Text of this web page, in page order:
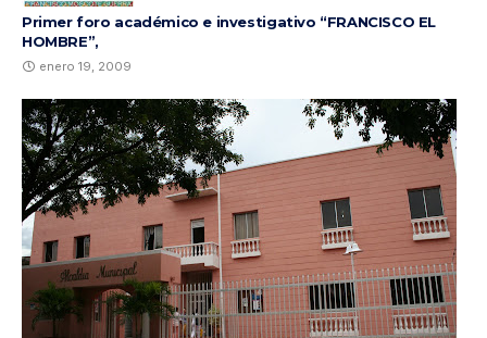
Primer foro académico e investigativo “FRANCISCO EL
HOMBRE”,
enero 19, 2009